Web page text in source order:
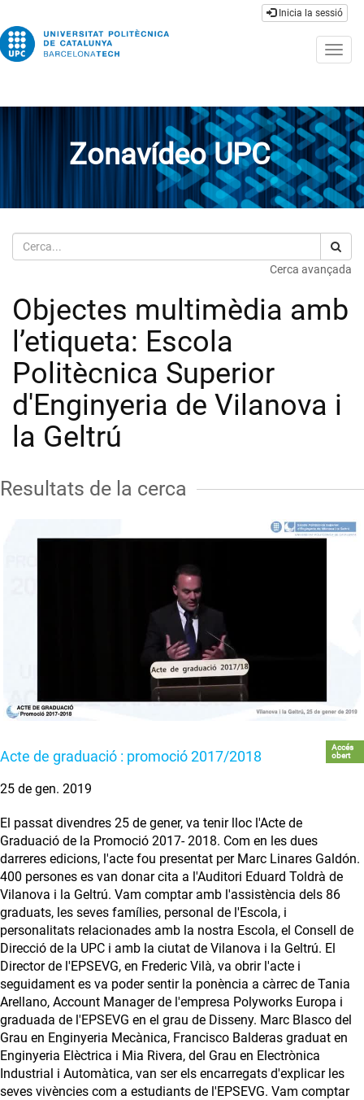
Inicia la sessió
Zonavídeo UPC
Cerca
Cerca avançada
Objectes multimèdia amb
l’etiqueta: Escola
Politècnica Superior
d'Enginyeria de Vilanova i
la Geltrú
Resultats de la cerca
Acte de graduació : promoció 2017/2018
Accés
obert
25 de gen. 2019
El passat divendres 25 de gener, va tenir lloc l'Acte de
Graduació de la Promoció 2017- 2018. Com en les dues
darreres edicions, l'acte fou presentat per Marc Linares Galdón.
400 persones es van donar cita a l'Auditori Eduard Toldrà de
Vilanova i la Geltrú. Vam comptar amb l'assistència dels 86
graduats, les seves famílies, personal de l'Escola, i
personalitats relacionades amb la nostra Escola, el Consell de
Direcció de la UPC i amb la ciutat de Vilanova i la Geltrú. El
Director de l'EPSEVG, en Frederic Vilà, va obrir l'acte i
seguidament es va poder sentir la ponència a càrrec de Tania
Arellano, Account Manager de l'empresa Polyworks Europa i
graduada de l'EPSEVG en el grau de Disseny. Marc Blasco del
Grau en Enginyeria Mecànica, Francisco Balderas graduat en
Enginyeria Elèctrica i Mia Rivera, del Grau en Electrònica
Industrial i Automàtica, van ser els encarregats d'explicar les
seves vivències com a estudiants de l'EPSEVG. Vam comptar